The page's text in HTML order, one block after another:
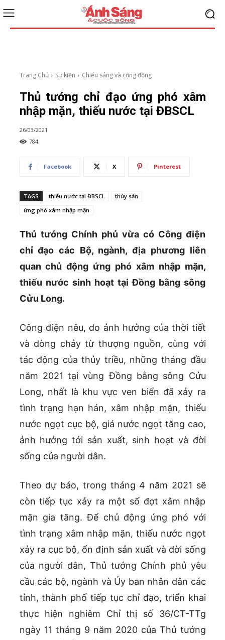
Trang Chủ Sự kiện Chiếu sáng và cộng đồng
Thủ tướng chỉ đạo ứng phó xâm
nhập mặn, thiếu nước tại ĐBSCL
26/03/2021
784
Facebook X Pinterest
TAGS thiếu nước tại ĐBSCL
thủy sản
ứng phó xâm nhập mặn
Thủ tướng Chính phủ vừa có Công điện
chỉ đạo các Bộ, ngành, địa phương liên
quan chủ động ứng phó xâm nhập mặn,
thiếu nước sinh hoạt tại Đồng bằng sông
Cửu Long.
Công điện nêu, do ảnh hưởng của thời tiết
và dòng chảy từ thượng nguồn, cùng với
tác động của thủy triều, những tháng đầu
năm 2021 tại vùng Đồng bằng sông Cửu
Long, nhất là khu vực ven biển đã xảy ra
tình trạng hạn hán, xâm nhập mặn, thiếu
nước ngọt cục bộ, giá nước ngọt tăng cao,
ảnh hưởng tới sản xuất, sinh hoạt và đời
sống của người dân.
Theo dự báo, trong tháng 4 năm 2021 sẽ
còn tiếp tục xảy ra một số đợt xâm nhập
mặn gia tăng. Để chủ động ứng phó với
tình trạng xâm nhập mặn, thiếu nước ngọt
xảy ra cục bộ, ổn định sản xuất và đời sống
của người dân, Thủ tướng Chính phủ yêu
cầu các bộ, ngành và Ủy ban nhân dân các
tỉnh, thành phố tiếp tục chỉ đạo, triển khai
thực hiện nghiêm Chỉ thị số 36/CT-TTg
ngày 11 tháng 9 năm 2020 của Thủ tướng